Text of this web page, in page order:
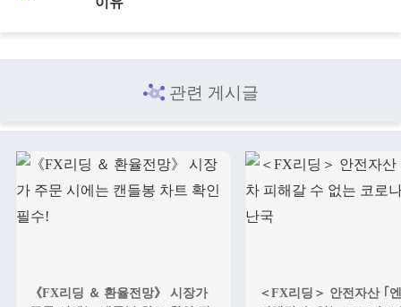
관련 게시글
《FX리딩 ＆ 환율전망》 시장가
＜FX리딩＞ 안전자산 ｢